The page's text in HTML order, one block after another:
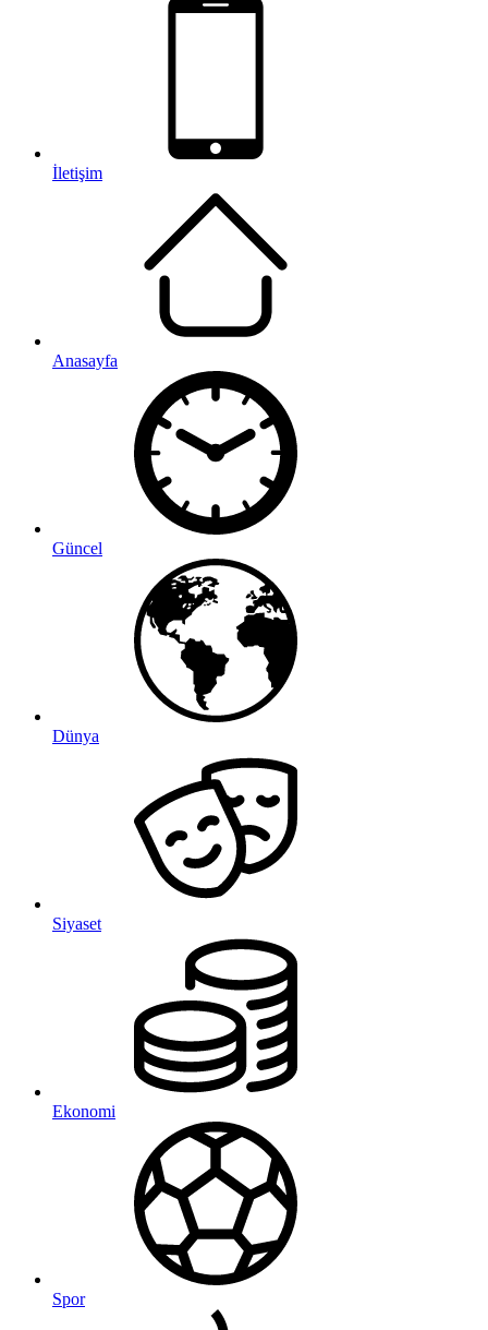
İletişim
Anasayfa
Güncel
Dünya
Siyaset
Ekonomi
Spor